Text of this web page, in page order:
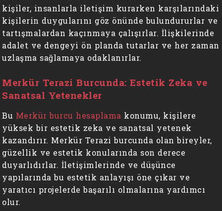
kişiler, insanlarla iletişim kurarken karşılarındaki
kişilerin duygularını göz önünde bulundururlar ve
tartışmalardan kaçınmaya çalışırlar. İlişkilerinde
adalet ve dengeyi ön planda tutarlar ve her zaman
uzlaşma sağlamaya odaklanırlar.
Merkür Terazi Burcunda: Estetik Zeka ve
Sanatsal Yetenekler
Bu Merkür burcu hesaplama konumu, kişilere
yüksek bir estetik zeka ve sanatsal yetenek
kazandırır. Merkür Terazi burcunda olan bireyler,
güzellik ve estetik konularında son derece
duyarlıdırlar. İletişimlerinde ve düşünce
yapılarında bu estetik anlayışı öne çıkar ve
yaratıcı projelerde başarılı olmalarına yardımcı
olur.